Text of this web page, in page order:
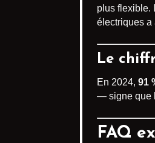
plus flexible.
électriques a
Le
En 2024, 91
— signe que
FAQ